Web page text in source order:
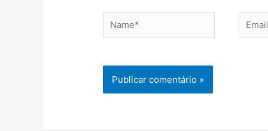
Name* Email*